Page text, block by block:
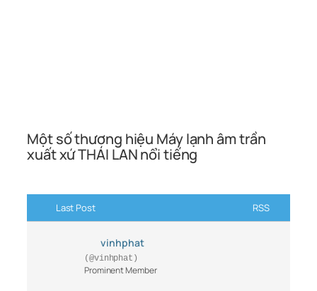
Một số thương hiệu Máy lạnh âm trần
xuất xứ THÁI LAN nổi tiếng
Last Post RSS
vinhphat
(@vinhphat)
Prominent Member